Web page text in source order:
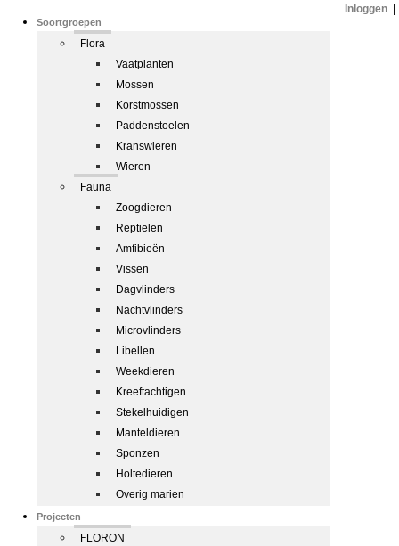
Soortgroepen
Flora
Vaatplanten
Mossen
Korstmossen
Paddenstoelen
Kranswieren
Wieren
Fauna
Zoogdieren
Reptielen
Amfibieën
Vissen
Dagvlinders
Nachtvlinders
Microvlinders
Libellen
Weekdieren
Kreeftachtigen
Stekelhuidigen
Manteldieren
Sponzen
Holtedieren
Overig marien
Projecten
FLORON
Inloggen